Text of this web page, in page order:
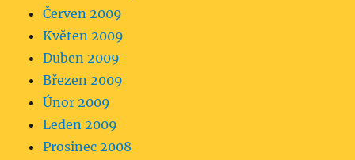
Červen 2009
Květen 2009
Duben 2009
Březen 2009
Únor 2009
Leden 2009
Prosinec 2008